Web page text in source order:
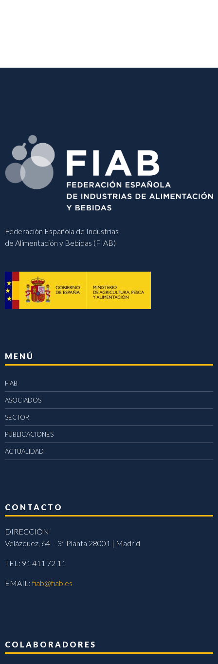
Federación Española de Industrias
de Alimentación y Bebidas (FIAB)
MENÚ
FIAB
ASOCIADOS
SECTOR
PUBLICACIONES
ACTUALIDAD
CONTACTO
DIRECCIÓN
Velázquez, 64 – 3ª Planta 28001 | Madrid
TEL: 91 411 72 11
EMAIL:fiab@fiab.es
COLABORADORES